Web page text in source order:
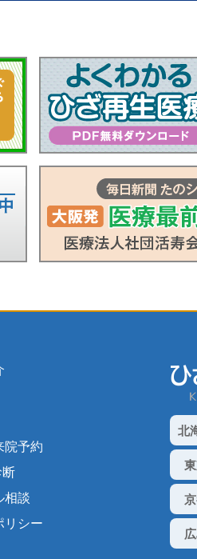
院予約
相談
リシー
北